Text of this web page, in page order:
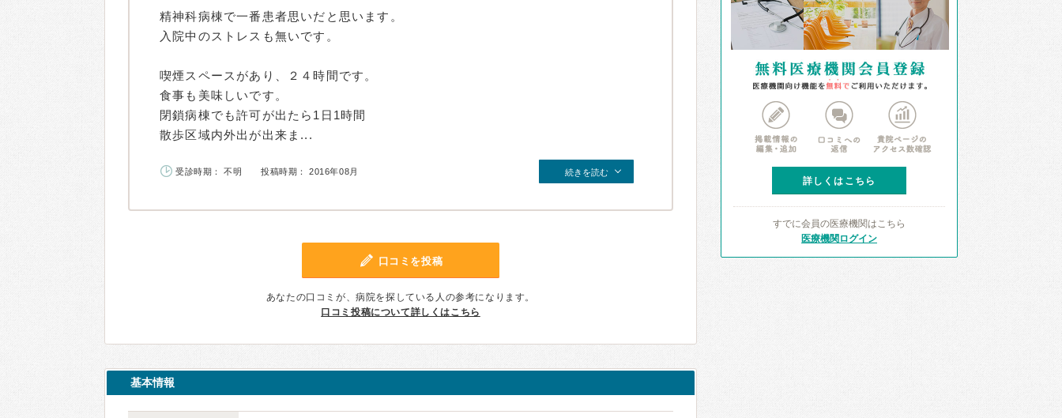
精神科病棟で一番患者思いだと思います。
入院中のストレスも無いです。
喫煙スペースがあり、２４時間です。
食事も美味しいです。
閉鎖病棟でも許可が出たら1日1時間
散歩区域内外出が出来ま...
受診時期： 不明 投稿時期： 2016年08月 続きを読む
口コミを投稿
あなたの口コミが、病院を探している人の参考になります。
口コミ投稿について詳しくはこちら
基本情報
詳しくはこちら
すでに会員の医療機関はこちら
医療機関ログイン